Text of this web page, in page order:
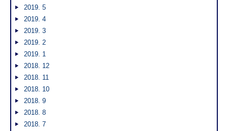
2019. 5
2019. 4
2019. 3
2019. 2
2019. 1
2018. 12
2018. 11
2018. 10
2018. 9
2018. 8
2018. 7